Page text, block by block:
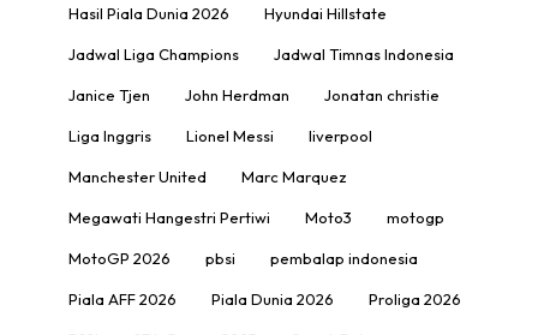
Hasil Piala Dunia 2026 Hyundai Hillstate
Jadwal Liga Champions Jadwal Timnas Indonesia
Janice Tjen John Herdman Jonatan christie
Liga Inggris Lionel Messi liverpool
Manchester United Marc Marquez
Megawati Hangestri Pertiwi Moto3 motogp
MotoGP 2026 pbsi pembalap indonesia
Piala AFF 2026 Piala Dunia 2026 Proliga 2026